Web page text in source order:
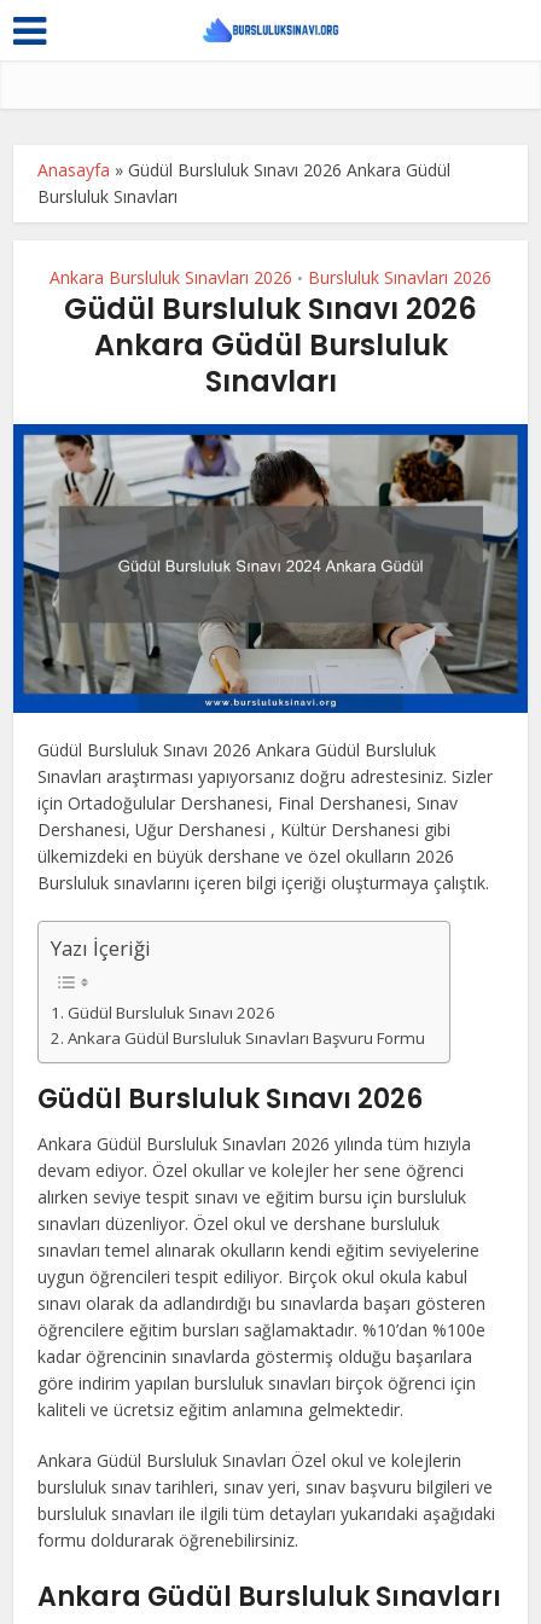
Anasayfa »Güdül Bursluluk Sınavı 2026 Ankara Güdül
Bursluluk Sınavları
Ankara Bursluluk Sınavları 2026 • Bursluluk Sınavları 2026
Güdül Bursluluk Sınavı 2026
Ankara Güdül Bursluluk
Sınavları
Güdül Bursluluk Sınavı 2026 Ankara Güdül Bursluluk
Sınavları araştırması yapıyorsanız doğru adrestesiniz. Sizler
için Ortadoğulular Dershanesi, Final Dershanesi, Sınav
Dershanesi, Uğur Dershanesi , Kültür Dershanesi gibi
ülkemizdeki en büyük dershane ve özel okulların 2026
Bursluluk sınavlarını içeren bilgi içeriği oluşturmaya çalıştık.
Yazı İçeriği
Güdül Bursluluk Sınavı 2026
Ankara Güdül Bursluluk Sınavları Başvuru Formu
Güdül Bursluluk Sınavı 2026
Ankara Güdül Bursluluk Sınavları 2026 yılında tüm hızıyla
devam ediyor. Özel okullar ve kolejler her sene öğrenci
alırken seviye tespit sınavı ve eğitim bursu için bursluluk
sınavları düzenliyor. Özel okul ve dershane bursluluk
sınavları temel alınarak okulların kendi eğitim seviyelerine
uygun öğrencileri tespit ediliyor. Birçok okul okula kabul
sınavı olarak da adlandırdığı bu sınavlarda başarı gösteren
öğrencilere eğitim bursları sağlamaktadır. %10’dan %100e
kadar öğrencinin sınavlarda göstermiş olduğu başarılara
göre indirim yapılan bursluluk sınavları birçok öğrenci için
kaliteli ve ücretsiz eğitim anlamına gelmektedir.
Ankara Güdül Bursluluk Sınavları Özel okul ve kolejlerin
bursluluk sınav tarihleri, sınav yeri, sınav başvuru bilgileri ve
bursluluk sınavları ile ilgili tüm detayları yukarıdaki aşağıdaki
formu doldurarak öğrenebilirsiniz.
Ankara Güdül Bursluluk Sınavları